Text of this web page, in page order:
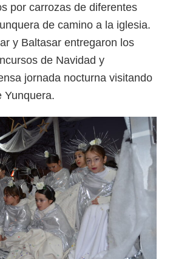
por carrozas de diferentes
de camino a la iglesia.
y Baltasarentregaron los
de Navidad y
jornada nocturna visitando
Yunquera.